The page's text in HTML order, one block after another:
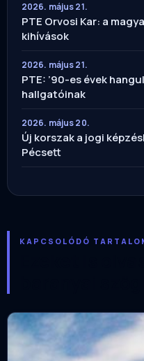
2026. május 21.
PTE Orvosi Kar: a
kihívások
2026. május 21.
PTE: ’90-es évek
hallgatóinak
2026. május 20.
Új korszak a jogi
Pécsett
KAPCSOLÓDÓ